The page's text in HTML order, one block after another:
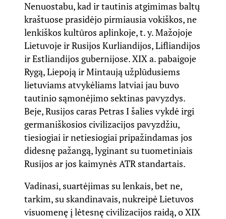
Nenuostabu, kad ir tautinis atgimimas baltų
kraštuose prasidėjo pirmiausia vokiškos, ne
lenkiškos kultūros aplinkoje, t. y. Mažojoje
Lietuvoje ir Rusijos Kurliandijos, Lifliandijos
ir Estliandijos gubernijose. XIX a. pabaigoje
Rygą, Liepoją ir Mintaują užplūdusiems
lietuviams atvykėliams latviai jau buvo
tautinio sąmonėjimo sektinas pavyzdys.
Beje, Rusijos caras Petras I šalies vykdė irgi
germaniškosios civilizacijos pavyzdžiu,
tiesiogiai ir netiesiogiai pripažindamas jos
didesnę pažangą, lyginant su tuometiniais
Rusijos ar jos kaimynės ATR standartais.
Vadinasi, suartėjimas su lenkais, bet ne,
tarkim, su skandinavais, nukreipė Lietuvos
visuomenę į lėtesnę civilizacijos raidą, o XIX